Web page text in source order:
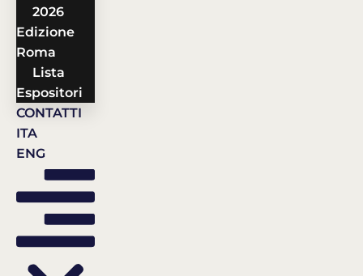
2026
Edizione
Roma
Lista
Espositori
CONTATTI
ITA
ENG